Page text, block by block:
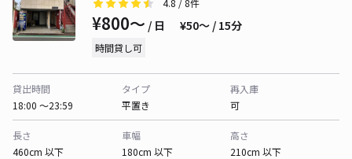
4.8 / 8件
¥800〜 / 日 ¥50〜 / 15分
時間貸し可
貸出時間
18:00 〜23:59
タイプ
平置き
再入庫
可
長さ
460cm 以下
車幅
180cm 以下
高さ
210cm 以下